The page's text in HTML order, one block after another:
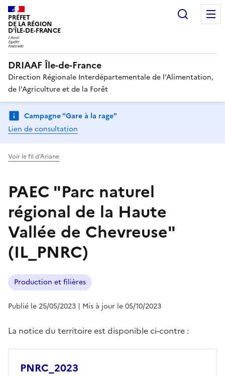
PRÉFET
DE LA RÉGION
D'ÎLE-DE-FRANCE
DRIAAF Île-de-France
Direction Régionale Interdépartementale de l’Alimentation,
de l’Agriculture et de la Forêt
Campagne "Gare à la rage"
Lien de consultation
Voir le fil d'Ariane
PAEC "Parc naturel
régional de la Haute
Vallée de Chevreuse"
(IL_PNRC)
Production et filières
Publié le 25/05/2023 | Mis à jour le 05/10/2023
La notice du territoire est disponible ci-contre :
PNRC_2023